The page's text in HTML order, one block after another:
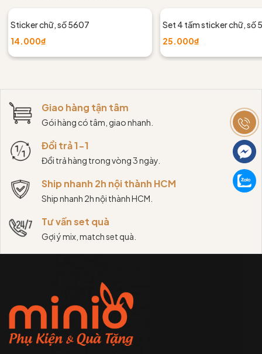
Sticker chữ, số 5607
14.000₫
Set 4 tấm sticker chữ, số
25.000₫
Giao hàng tận tâm
Gói hàng có tâm, giao nhanh.
Đổi trả 1-1
Đổi trả hàng trong vòng 3 ngày.
Ship nhanh 2h nội thành HCM
Ship nhanh 2h nội thành HCM.
Tư vấn set quà
Gợi ý mix, match set quà.